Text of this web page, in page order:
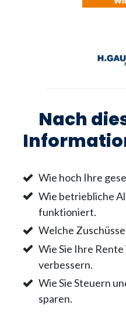
Nach
Wie hoch Ihre
Wie betriebliche
funktioniert.
Welche
Wie Sie Ihre
verbessern.
Wie Sie Steuern
sparen.